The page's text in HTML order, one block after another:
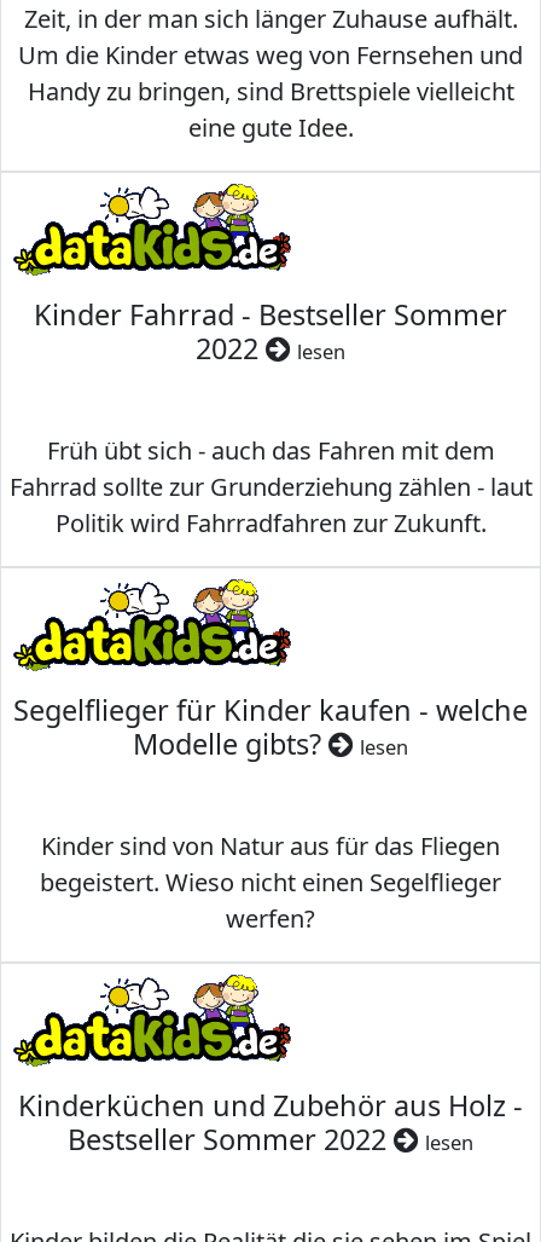
Zeit, in der man sich länger Zuhause aufhält.
Um die Kinder etwas weg von Fernsehen und
Handy zu bringen, sind Brettspiele vielleicht
eine gute Idee.
Kinder Fahrrad - Bestseller Sommer
2022
lesen
Früh übt sich - auch das Fahren mit dem
Fahrrad sollte zur Grunderziehung zählen - laut
Politik wird Fahrradfahren zur Zukunft.
Segelflieger für Kinder kaufen - welche
Modelle gibts?
lesen
Kinder sind von Natur aus für das Fliegen
begeistert. Wieso nicht einen Segelflieger
werfen?
Kinderküchen und Zubehör aus Holz -
Bestseller Sommer 2022
lesen